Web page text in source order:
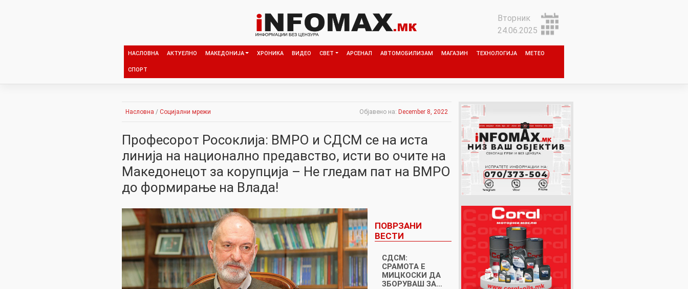
Вторник
24.06.2025
НАСЛОВНА АКТУЕЛНО МАКЕДОНИЈА ХРОНИКА ВИДЕО СВЕТ АРСЕНАЛ АВТОМОБИЛИЗАМ МАГАЗИН ТЕХНОЛОГИЈА МЕТЕО
СПОРТ
Насловна / Социјални мрежи Објавено на: December 8, 2022
Професорот Росоклија: ВМРО и СДСМ се на иста
линија на национално предавство, исти во очите на
Македонецот за корупција – Не гледам пат на ВМРО
до формирање на Влада!
ПОВРЗАНИ
ВЕСТИ
СДСМ:
СРАМОТА Е
МИЦКОСКИ ДА
ЗБОРУВАШ ЗА…